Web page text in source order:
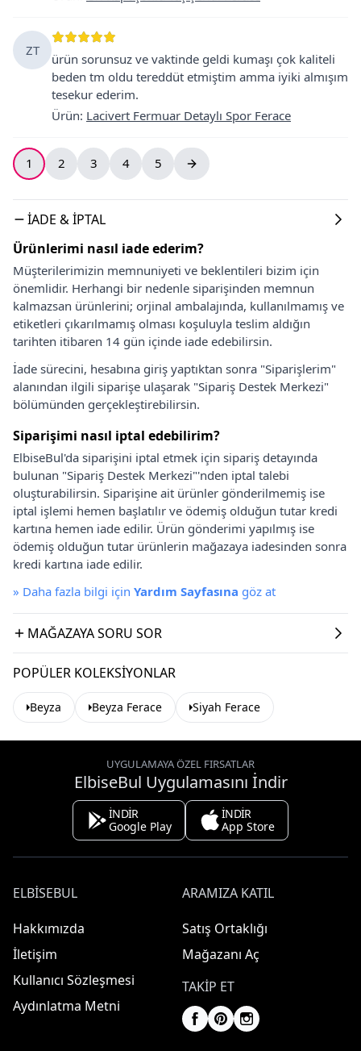
ZT
ürün sorunsuz ve vaktinde geldi kumaşı çok kaliteli
beden tm oldu tereddüt etmiştim amma iyiki almışım
tesekur ederim.
Ürün: Lacivert Fermuar Detaylı Spor Ferace
1 2 3 4 5
İADE & İPTAL
Ürünlerimi nasıl iade ederim?
Müşterilerimizin memnuniyeti ve beklentileri bizim için
önemlidir. Herhangi bir nedenle siparişinden memnun
kalmazsan ürünlerini; orjinal ambalajında, kullanılmamış ve
etiketleri çıkarılmamış olması koşuluyla teslim aldığın
tarihten itibaren 14 gün içinde iade edebilirsin.
İade sürecini, hesabına giriş yaptıktan sonra "Siparişlerim"
alanından ilgili siparişe ulaşarak "Sipariş Destek Merkezi"
bölümünden gerçekleştirebilirsin.
Siparişimi nasıl iptal edebilirim?
ElbiseBul'da siparişini iptal etmek için sipariş detayında
bulunan "Sipariş Destek Merkezi"'nden iptal talebi
oluşturabilirsin. Siparişine ait ürünler gönderilmemiş ise
iptal işlemi hemen başlatılır ve ödemiş olduğun tutar kredi
kartına hemen iade edilir. Ürün gönderimi yapılmış ise
ödemiş olduğun tutar ürünlerin mağazaya iadesinden sonra
kredi kartına iade edilir.
» Daha fazla bilgi için Yardım Sayfasına göz at
MAĞAZAYA SORU SOR
POPÜLER KOLEKSIYONLAR
Beyza Beyza Ferace Siyah Ferace
UYGULAMAYA ÖZEL FIRSATLAR
ElbiseBul Uygulamasını İndir
İNDİR
Google Play
İNDİR
App Store
ELBISEBUL
Hakkımızda
İletişim
Kullanıcı Sözleşmesi
Aydınlatma Metni
ARAMIZA KATIL
Satış Ortaklığı
Mağazanı Aç
TAKIP ET